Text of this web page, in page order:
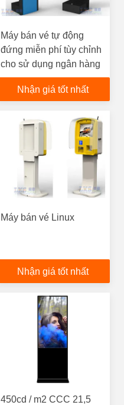
Máy bán vé tự động
đứng miễn phí tùy chỉnh
cho sử dụng ngân hàng
Nhận giá tốt nhất
Máy bán vé Linux
Nhận giá tốt nhất
450cd / m2 CCC 21,5